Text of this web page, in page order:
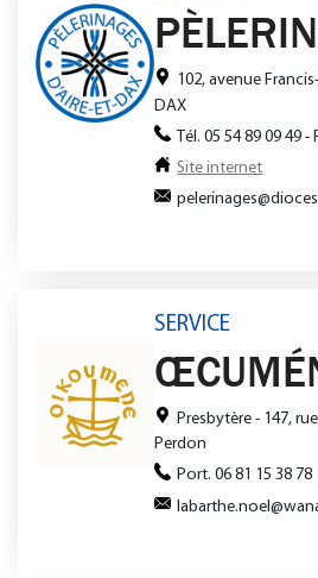
102, avenue
DAX
Tél. 05 54 89 09 49
Site internet
SERVICE
Presbytère - 147,
Perdon
Port. 06 81 15 38 78